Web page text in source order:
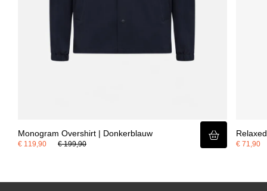
Monogram Overshirt | Donkerblauw
€ 119,90 € 199,90 € 71,90